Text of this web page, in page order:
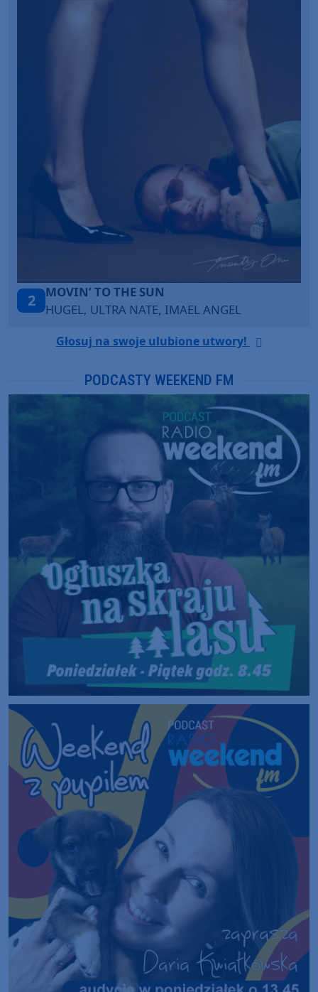
3
LEGENDARY LOVERS (SAVE ME)
KATY PERRY & CHIEF KEEF
Głosuj na swoje ulubione utwory!
PODCASTY WEEKEND FM